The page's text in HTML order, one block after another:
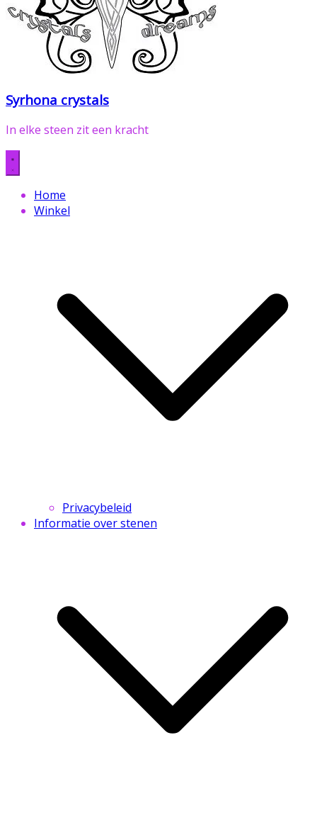
Syrhona crystals
In elke steen zit een kracht
Home
Winkel
Privacybeleid
Informatie over stenen